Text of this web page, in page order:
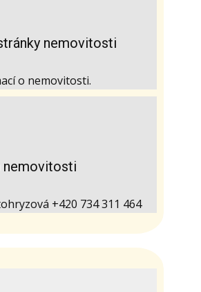
nemovitosti
o nemovitosti.
nemovitosti
+420 734 311 464